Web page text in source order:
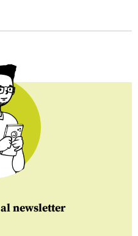
al newsletter